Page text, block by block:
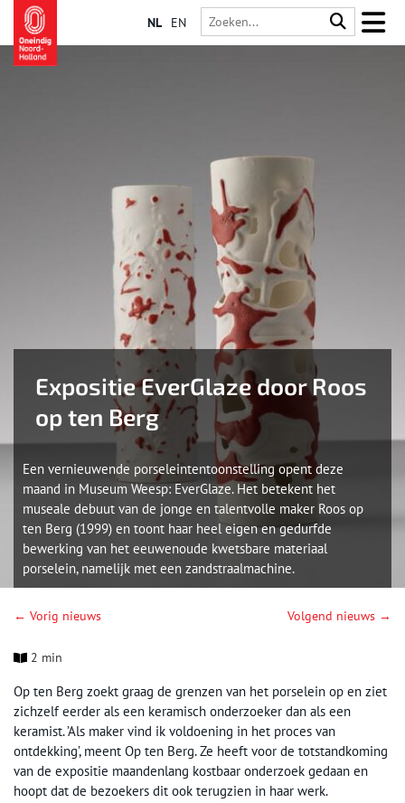
NL EN
Expositie EverGlaze door Roos
op ten Berg
Een vernieuwende porseleintentoonstelling opent deze
maand in Museum Weesp: EverGlaze. Het betekent het
museale debuut van de jonge en talentvolle maker Roos op
ten Berg (1999) en toont haar heel eigen en gedurfde
bewerking van het eeuwenoude kwetsbare materiaal
porselein, namelijk met een zandstraalmachine.
← Vorig nieuws Volgend nieuws →
2 min
Op ten Berg zoekt graag de grenzen van het porselein op en ziet
zichzelf eerder als een keramisch onderzoeker dan als een
keramist. ’Als maker vind ik voldoening in het proces van
ontdekking’, meent Op ten Berg. Ze heeft voor de totstandkoming
van de expositie maandenlang kostbaar onderzoek gedaan en
hoopt dat de bezoekers dit ook terugzien in haar werk.